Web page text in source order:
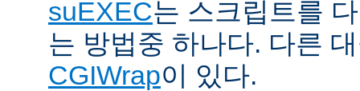
suEXEC는 스크립트를
는 방법중 하나다. 다른
CGIWrap이 있다.